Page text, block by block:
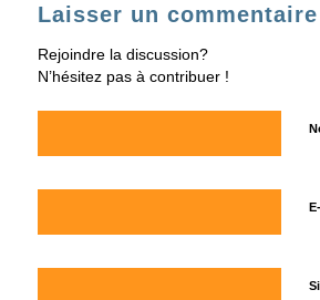
Laisser un commentaire
Rejoindre la discussion?
N’hésitez pas à contribuer !